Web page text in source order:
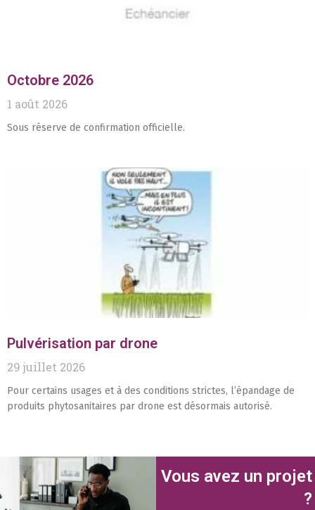
Octobre 2026
1 août 2026
Sous réserve de confirmation officielle.
Pulvérisation par drone
29 juillet 2026
Pour certains usages et à des conditions strictes, l’épandage de
produits phytosanitaires par drone est désormais autorisé.
Vous avez un projet
?